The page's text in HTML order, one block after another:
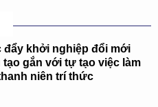
đẩy khởi nghiệp đổi mới
tạo gắn với tự tạo việc làm
niên trí thức